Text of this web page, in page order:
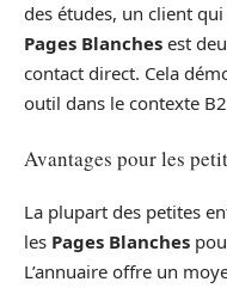
des études, un client
Pages Blanches est
contact direct. Cela
outil dans le contexte
Avantages pour les
La plupart des petites
les Pages Blanches
L’annuaire offre un